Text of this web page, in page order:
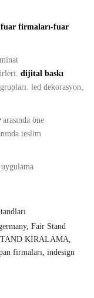
fuar firmaları-fuar
dijital baskı
led dekorasyon,
arasında öne
teslim
, Fair Stand
KİRALAMA,
firmaları, indesign